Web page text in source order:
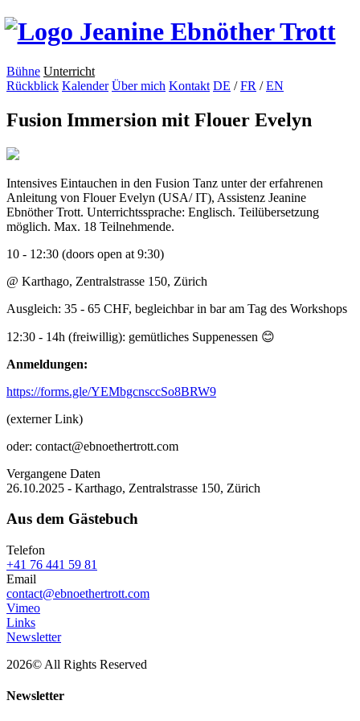
Bühne Unterricht
Rückblick Kalender Über mich Kontakt DE /FR /EN
Fusion Immersion mit Flouer Evelyn
Intensives Eintauchen in den Fusion Tanz unter der erfahrenen
Anleitung von Flouer Evelyn (USA/ IT), Assistenz Jeanine
Ebnöther Trott. Unterrichtssprache: Englisch. Teilübersetzung
möglich. Max. 18 Teilnehmende.
10 - 12:30 (doors open at 9:30)
@ Karthago, Zentralstrasse 150, Zürich
Ausgleich: 35 - 65 CHF, begleichbar in bar am Tag des Workshops
12:30 - 14h (freiwillig): gemütliches Suppenessen 😊
Anmeldungen:
https://forms.gle/YEMbgcnsccSo8BRW9
(externer Link)
oder: contact@ebnoethertrott.com
Vergangene Daten
26.10.2025 - Karthago, Zentralstrasse 150, Zürich
Aus dem Gästebuch
Telefon
+41 76 441 59 81‬
Email
contact@ebnoethertrott.com
Vimeo
Links
Newsletter
2026© All Rights Reserved
Newsletter